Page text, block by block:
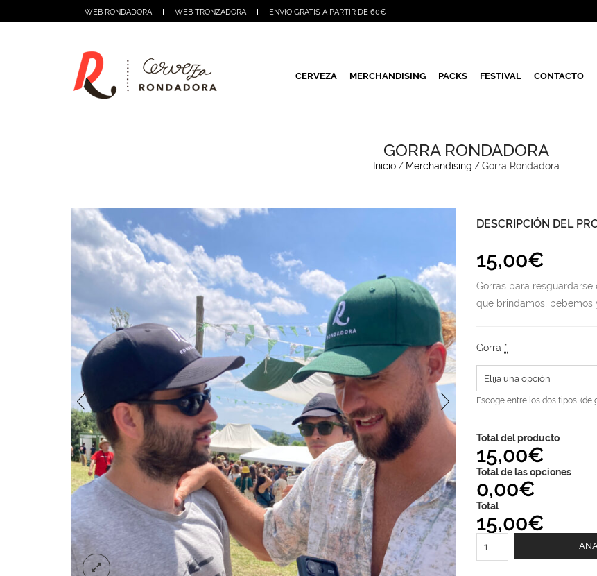
WEB RONDADORA WEB TRONZADORA ENVIO GRATIS A PARTIR DE 60€
CERVEZA MERCHANDISING PACKS FESTIVAL CONTACTO
GORRA RONDADORA
Inicio / Merchandising / Gorra Rondadora
DESCRIPCIÓN DEL
15,00€
Gorras para
que brindamos, bebemos
Gorra *
Escoge entre los dos tipos. (de
Total del producto
15,00€
Total de las opciones
0,00€
Total
15,00€
Rondadora